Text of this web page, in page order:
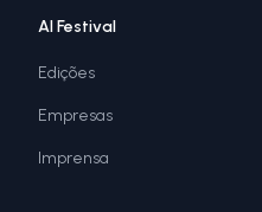
AI Festival
Edições
Empresas
Imprensa